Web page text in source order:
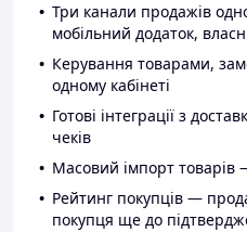
Три канали продажів
мобільний додаток,
Керування товарами,
одному кабінеті
Готові інтеграції з
чеків
Масовий імпорт товарів
Рейтинг покупців —
покупця ще до